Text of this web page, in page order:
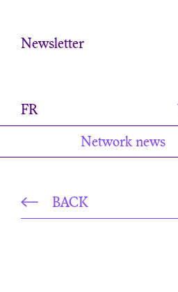
Newsletter
FR
Network news
BACK